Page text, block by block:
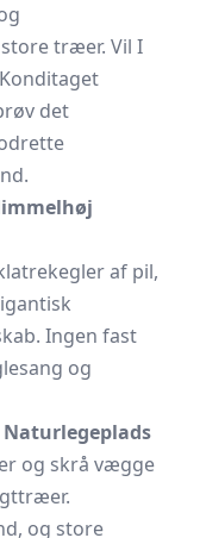
træer. Vil I
det
af pil,
Ingen fast
og
og skrå vægge
og store